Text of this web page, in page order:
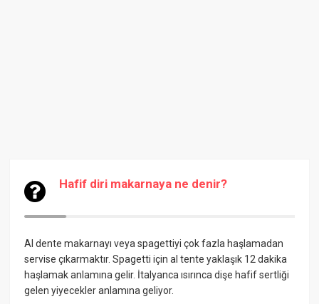
Hafif diri makarnaya ne denir?
Al dente makarnayı veya spagettiyi çok fazla haşlamadan
servise çıkarmaktır. Spagetti için al tente yaklaşık 12 dakika
haşlamak anlamına gelir. İtalyanca ısırınca dişe hafif sertliği
gelen yiyecekler anlamına geliyor.